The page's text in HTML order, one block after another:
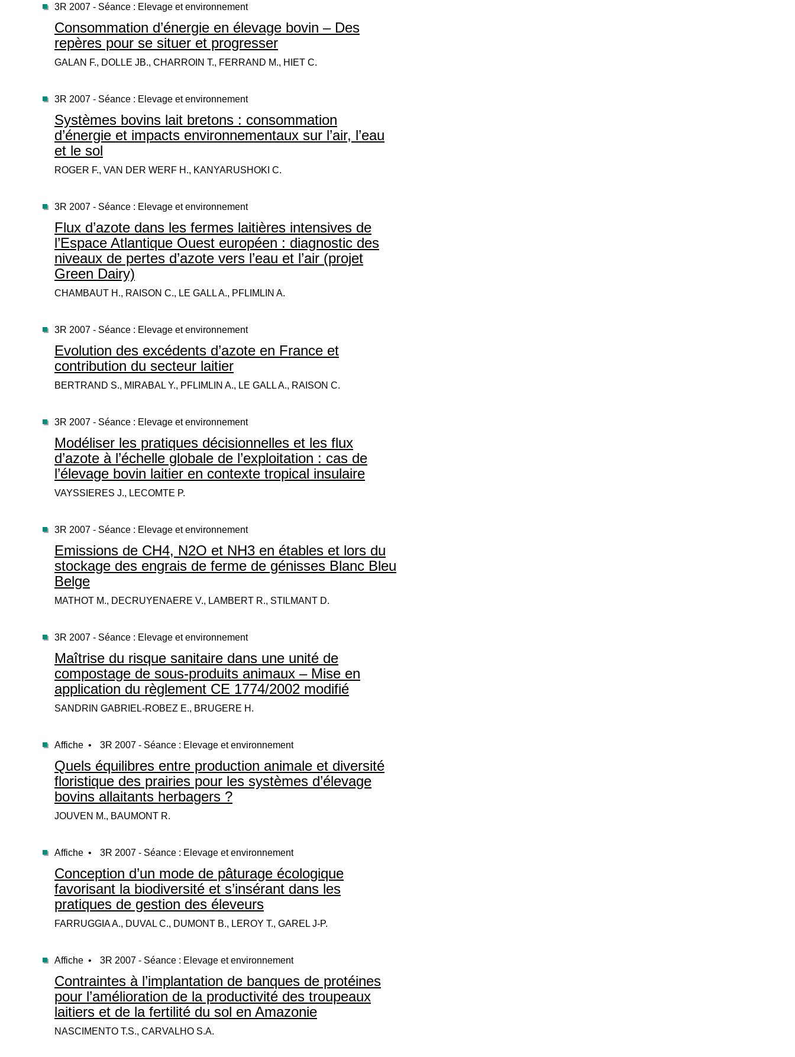
3R 2007 - Séance : Elevage et environnement
Consommation d’énergie en élevage bovin – Des
repères pour se situer et progresser
GALAN F., DOLLE JB., CHARROIN T., FERRAND M., HIET C.
3R 2007 - Séance : Elevage et environnement
Systèmes bovins lait bretons : consommation
d’énergie et impacts environnementaux sur l’air, l’eau
et le sol
ROGER F., VAN DER WERF H., KANYARUSHOKI C.
3R 2007 - Séance : Elevage et environnement
Flux d’azote dans les fermes laitières intensives de
l’Espace Atlantique Ouest européen : diagnostic des
niveaux de pertes d’azote vers l’eau et l’air (projet
Green Dairy)
CHAMBAUT H., RAISON C., LE GALL A., PFLIMLIN A.
3R 2007 - Séance : Elevage et environnement
Evolution des excédents d’azote en France et
contribution du secteur laitier
BERTRAND S., MIRABAL Y., PFLIMLIN A., LE GALL A., RAISON C.
3R 2007 - Séance : Elevage et environnement
Modéliser les pratiques décisionnelles et les flux
d’azote à l’échelle globale de l’exploitation : cas de
l’élevage bovin laitier en contexte tropical insulaire
VAYSSIERES J., LECOMTE P.
3R 2007 - Séance : Elevage et environnement
Emissions de CH4, N2O et NH3 en étables et lors du
stockage des engrais de ferme de génisses Blanc Bleu
Belge
MATHOT M., DECRUYENAERE V., LAMBERT R., STILMANT D.
3R 2007 - Séance : Elevage et environnement
Maîtrise du risque sanitaire dans une unité de
compostage de sous-produits animaux – Mise en
application du règlement CE 1774/2002 modifié
SANDRIN GABRIEL-ROBEZ E., BRUGERE H.
Affiche • 3R 2007 - Séance : Elevage et environnement
Quels équilibres entre production animale et diversité
floristique des prairies pour les systèmes d’élevage
bovins allaitants herbagers ?
JOUVEN M., BAUMONT R.
Affiche • 3R 2007 - Séance : Elevage et environnement
Conception d’un mode de pâturage écologique
favorisant la biodiversité et s’insérant dans les
pratiques de gestion des éleveurs
FARRUGGIA A., DUVAL C., DUMONT B., LEROY T., GAREL J-P.
Affiche • 3R 2007 - Séance : Elevage et environnement
Contraintes à l’implantation de banques de protéines
pour l’amélioration de la productivité des troupeaux
laitiers et de la fertilité du sol en Amazonie
NASCIMENTO T.S., CARVALHO S.A.